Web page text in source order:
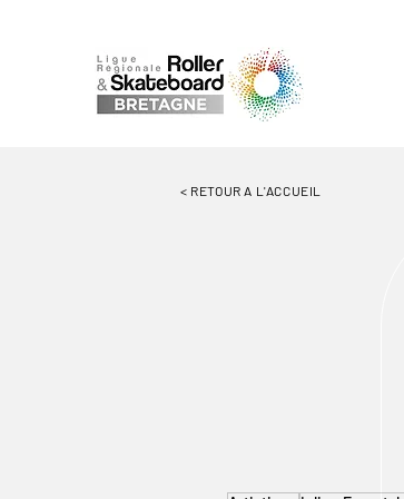
< RETOUR A L'ACCUEIL